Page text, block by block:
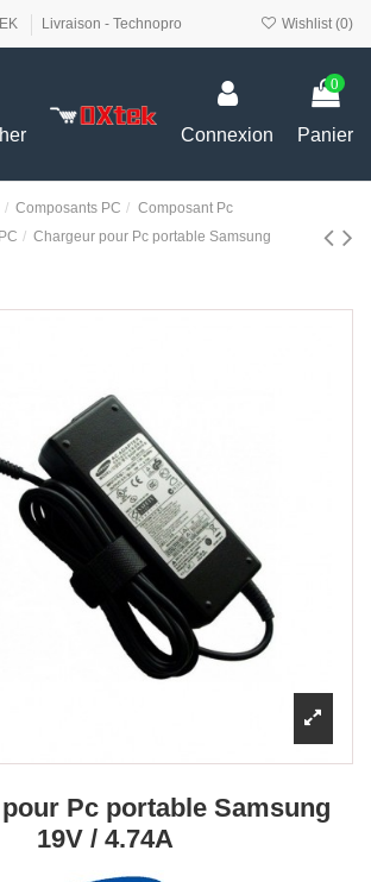
Livraison - Technopro Wishlist (0)
Connexion
0
Panier
Composants PC
Composant Pc
Chargeur pour Pc portable Samsung
Pc portable Samsung
19V / 4.74A